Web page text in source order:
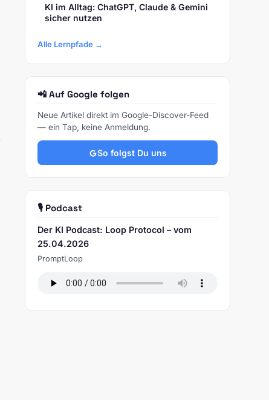
KI im Alltag: ChatGPT, Claude & Gemini
sicher nutzen
Alle Lernpfade →
📲 Auf Google folgen
Neue Artikel direkt im Google-Discover-Feed
— ein Tap, keine Anmeldung.
So folgst Du uns
🎙️ Podcast
Der KI Podcast: Loop Protocol – vom
25.04.2026
PromptLoop